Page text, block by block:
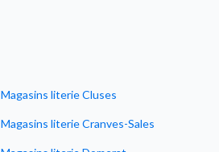
Magasins literie Cluses
Magasins literie Cranves-Sales